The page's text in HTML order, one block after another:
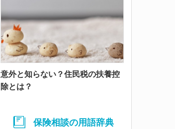
意外と知らない？住民税の扶養控
除とは？
保険相談の用語辞典